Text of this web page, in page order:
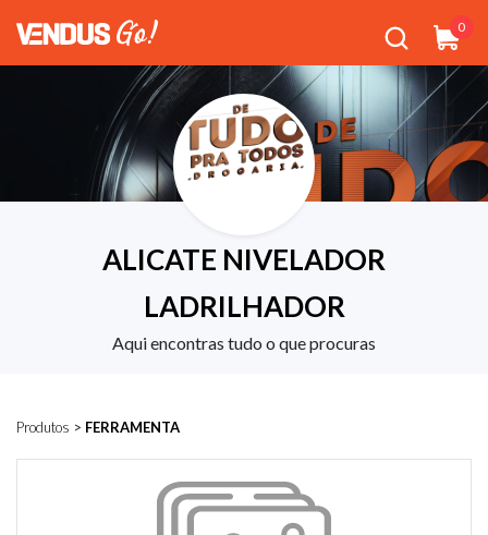
0
ALICATE NIVELADOR
LADRILHADOR
Aqui encontras tudo o que procuras
Produtos > FERRAMENTA